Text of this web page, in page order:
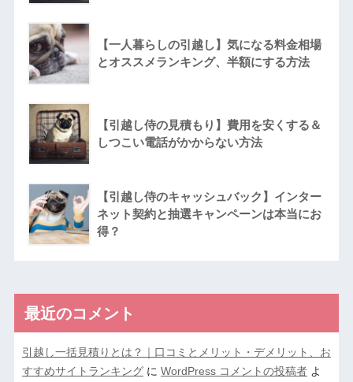
【一人暮らしの引越し】気になる料金相場
とオススメランキング、半額にする方法
【引越し侍の見積もり】費用を安くする＆
しつこい電話がかからない方法
【引越し侍のキャッシュバック】インター
ネット契約と抽選キャンペーンは本当にお
得？
最近のコメント
引越し一括見積りとは？｜口コミとメリット・デメリット、お
すすめサイトランキングに WordPress コメントの投稿者よ